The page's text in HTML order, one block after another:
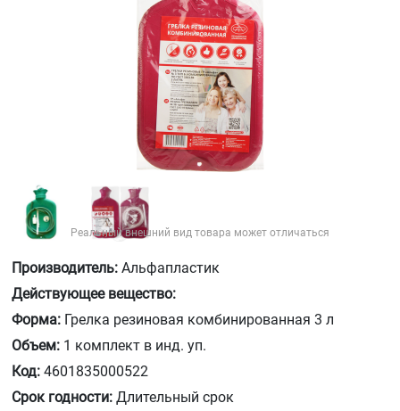
Реальный внешний вид товара может отличаться
Производитель: Альфапластик
Действующее вещество:
Форма: Грелка резиновая комбинированная 3 л
Объем: 1 комплект в инд. уп.
Код: 4601835000522
Срок годности: Длительный срок